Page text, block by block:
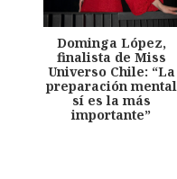
Dominga López,
finalista de Miss
Universo Chile: “La
preparación mental
sí es la más
importante”